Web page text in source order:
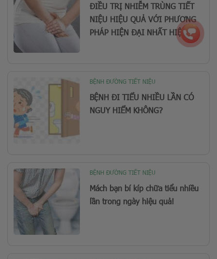
ĐIỀU TRỊ NHIỄM TRÙNG TIẾT
NIỆU HIỆU QUẢ VỚI PHƯƠNG
PHÁP HIỆN ĐẠI NHẤT HIỆN...
BỆNH ĐƯỜNG TIẾT NIỆU
BỆNH ĐI TIỂU NHIỀU LẦN CÓ
NGUY HIỂM KHÔNG?
BỆNH ĐƯỜNG TIẾT NIỆU
Mách bạn bí kíp chữa tiểu nhiều
lần trong ngày hiệu quả!